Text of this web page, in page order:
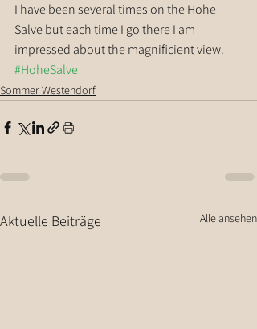
I have been several times on the Hohe
Salve but each time I go there I am
impressed about the magnificient view.
#HoheSalve
Sommer Westendorf
Aktuelle Beiträge Alle ansehen